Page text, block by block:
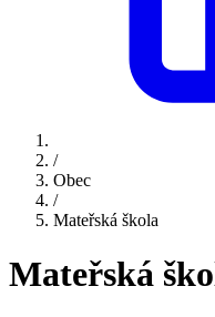
/
Obec
/
Mateřská škola
Mateřská